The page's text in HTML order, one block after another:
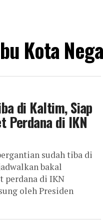
Kota
di Kaltim, Siap
Perdana di IKN
sudah tiba di
bakal
perdana di IKN
oleh Presiden